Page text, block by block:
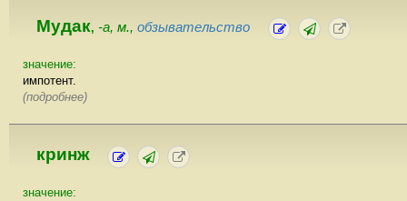
Мудак, -а, м., обзывательство
значение:
импотент.
(подробнее)
кринж
значение: